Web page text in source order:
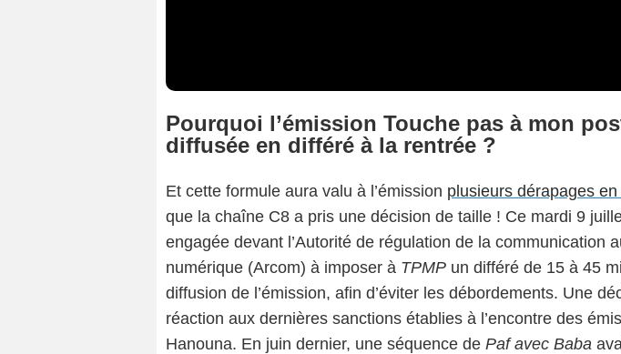
Pourquoi l’émission Touche pas à mon
diffusée en différé à la rentrée ?
Et cette formule aura valu à l’émission plusieurs dérapages
que la chaîne C8 a pris une décision de taille ! Ce mardi 9
engagée devant l’Autorité de régulation de la communication
numérique (Arcom) à imposer à TPMP un différé de 15 à 45
diffusion de l’émission, afin d’éviter les débordements. Une
réaction aux dernières sanctions établies à l’encontre des
Hanouna. En juin dernier, une séquence de Paf avec Baba